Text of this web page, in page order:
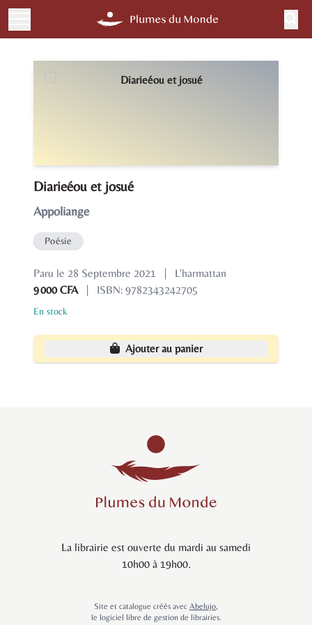
Diarieéou et josué
Appoliange
Poésie
Paru le 28 Septembre 2021 |
L'harmattan
9 000 CFA
| ISBN: 9782343242705
En stock
Ajouter au panier
La librairie est ouverte du mardi au samedi
10h00 à 19h00.
Site et catalogue créés avec Abelujo,
le logiciel libre de gestion de librairies.